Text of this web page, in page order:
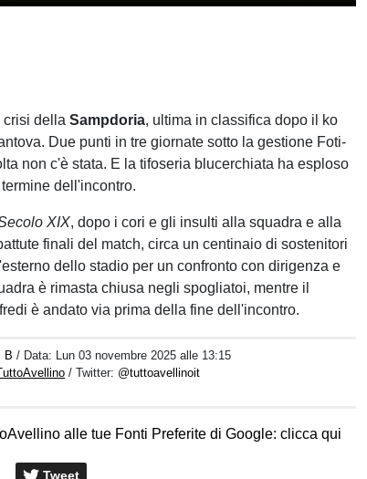
crisi dellaSampdoria, ultima in classifica dopo il ko
Due punti in tre giornate sotto la gestione Foti-
non c'è stata. E la tifoseria blucerchiata ha esploso
dell'incontro.
XIX, dopo i cori e gli insulti alla squadra e alla
finali del match, circa un centinaio di sostenitori
dello stadio per un confronto con dirigenza e
è rimasta chiusa negli spogliatoi, mentre il
è andato via prima della fine dell'incontro.
B / Data: Lun 03 novembre 2025 alle 13:15
/ Twitter: @tuttoavellinoit
alle tue Fonti Preferite di Google: clicca qui
Tweet